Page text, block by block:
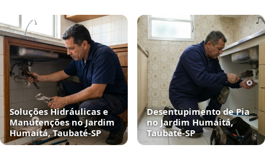
Soluções Hidráulicas e
Manutenções no Jardim
Humaitá, Taubaté‑SP
Desentupimento de Pia
no Jardim Humaitá,
Taubaté‑SP